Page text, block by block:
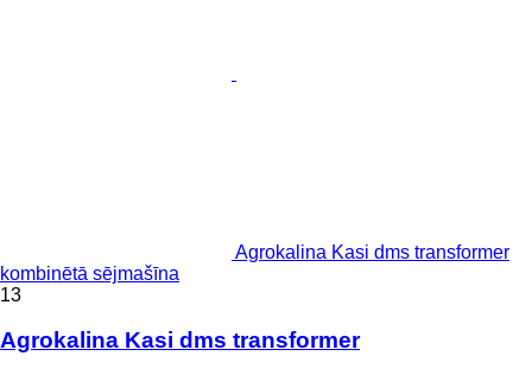
Agrokalina Kasi dms transformer
kombinētā sējmašīna
13
Agrokalina Kasi dms transformer